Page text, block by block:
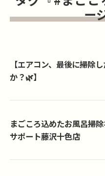
ー
【エアコン、最後に掃除
か？🌿】
まごころ込めたお風呂掃
サポート藤沢十色店